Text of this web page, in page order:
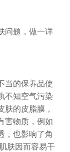
问题，做一详
当的保养品使
不知空气污染
的皮脂膜，
害物质，例如
，也影响了角
肤因而容易干